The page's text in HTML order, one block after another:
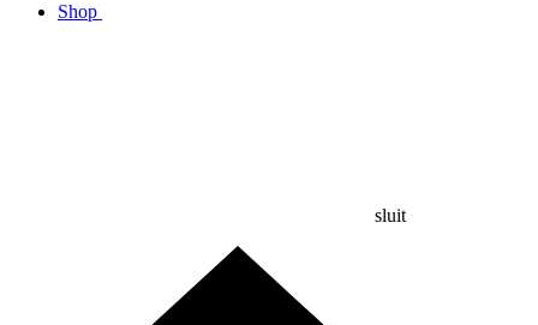
Shop
sluit